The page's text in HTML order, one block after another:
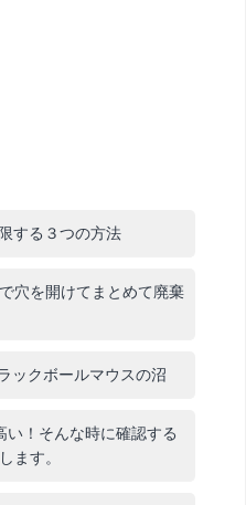
する３つの方法
穴を開けてまとめて廃棄
ックボールマウスの沼
い！そんな時に確認する
ます。